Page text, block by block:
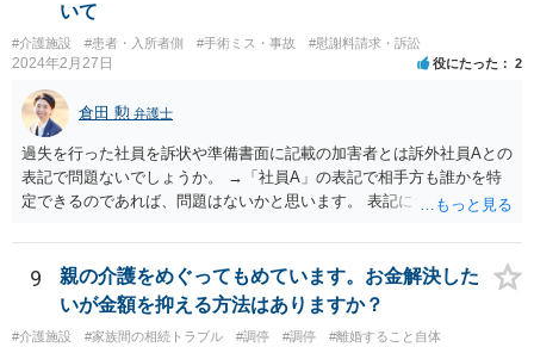
いて
#介護施設 #患者・入所者側 #手術ミス・事故 #慰謝料請求・訴訟
2024年2月27日 役にたった 2
倉田 勲 弁護士
過失を行った社員を訴状や準備書面に記載の加害者とは訴外社員Aとの
表記で問題ないでしょうか。 →「社員A」の表記で相手方も誰かを特
定できるのであれば、問題はないかと思います。 表記について問題が
それに従ってください。
9
親の介護をめぐってもめています。お金解決した
いが金額を抑える方法はありますか？
#介護施設 #家族間の相続トラブル #調停 #調停 #離婚すること自体